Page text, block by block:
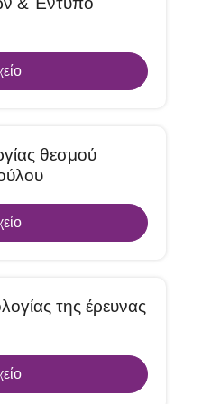
θεσμού
της έρευνας